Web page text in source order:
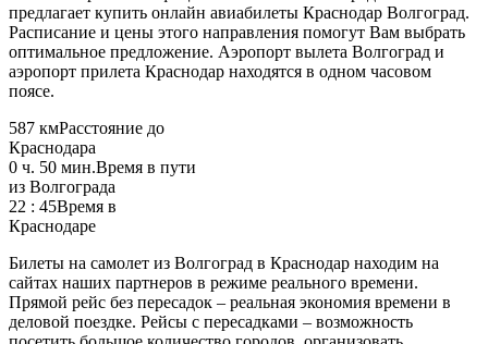
предлагает купить онлайн авиабилеты Краснодар Волгоград.
Расписание и цены этого направления помогут Вам выбрать
оптимальное предложение. Аэропорт вылета Волгоград и
аэропорт прилета Краснодар находятся в одном часовом
поясе.
587 кмРасстояние до
Краснодара
0 ч. 50 мин.Время в пути
из Волгограда
22 : 45Время в
Краснодаре
Билеты на самолет из Волгоград в Краснодар находим на
сайтах наших партнеров в режиме реального времени.
Прямой рейс без пересадок – реальная экономия времени в
деловой поездке. Рейсы с пересадками – возможность